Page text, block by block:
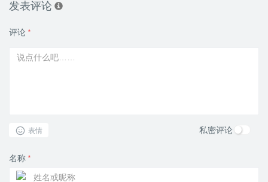
发表评论
评论 *
表情 私密评论
名称 *